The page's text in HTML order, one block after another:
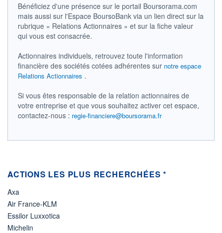
VOLUME
0
CAPITAL ÉCHANGÉ
0,00%
VALORISATION
BAISSE
0,0000
HAUSSE
0,0000
RENDEMENT
DERNIER
ÉCHANGE
07.08.26 / 22:00:00
+ PORTEFEUILLE
Bénéficiez d'une présence sur le portail Boursorama.com
mais aussi sur l'Espace BoursoBank via un lien direct sur la
rubrique « Relations Actionnaires » et sur la fiche valeur
qui vous est consacrée.
Actionnaires individuels, retrouvez toute l'information
financière des sociétés cotées adhérentes sur notre espace
Relations Actionnaires .
Si vous êtes responsable de la relation actionnaires de
votre entreprise et que vous souhaitez activer cet espace,
contactez-nous : regie-financiere@boursorama.fr
ACTIONS LES PLUS RECHERCHÉES *
Axa
Air France-KLM
Essilor Luxxotica
Michelin